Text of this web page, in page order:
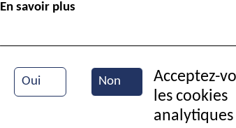
Vestiaire solidaire
En savoir plus
Oui Non
Acceptez-
les cookies
analytiques